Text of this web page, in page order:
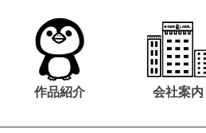
作品紹介 会社案内